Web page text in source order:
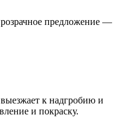
предложение —
к надгробию и
и покраску.